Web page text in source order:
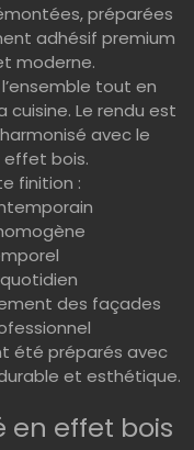
préparées
adhésif premium
moderne.
tout en
Le rendu est
avec le
effet bois.
finition :
des façades
été préparés avec
et esthétique.
en effet bois